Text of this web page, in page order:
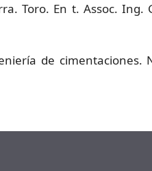
Toro. En t. Assoc. Ing.
de cimentaciones.